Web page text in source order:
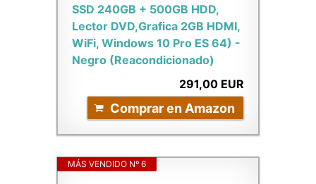
SSD 240GB + 500GB HDD,
Lector DVD,Grafica 2GB HDMI,
WiFi, Windows 10 Pro ES 64) -
Negro (Reacondicionado)
291,00 EUR
Comprar en Amazon
MÁS VENDIDO Nº 6